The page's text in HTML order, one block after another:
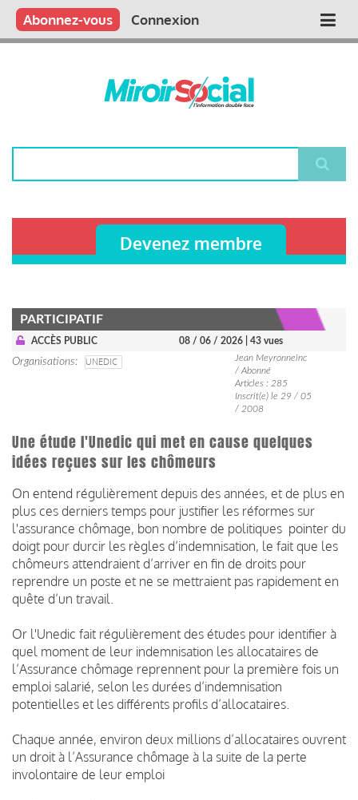
Aller
contenu
Main
Qui sommes nous ?
Vous publiez
Nous publions
Contactez-nous
Abonnez-vous Connexion
Devenez membre
PARTICIPATIF
ACCÈS PUBLIC 08 / 06 / 2026 | 43 vues
Organisations UNEDIC
Jean Meyronneinc
/ Abonné
Articles : 285
Inscrit(e) le 29 / 05
/ 2008
Une étude l'Unedic qui met en cause quelques
idées reçues sur les chômeurs
On entend régulièrement depuis des années, et de plus en
plus ces derniers temps pour justifier les réformes sur
l'assurance chômage, bon nombre de politiques pointer du
doigt pour durcir les règles d’indemnisation, le fait que les
chômeurs attendraient d’arriver en fin de droits pour
reprendre un poste et ne se mettraient pas rapidement en
quête d’un travail.
Or l'Unedic fait régulièrement des études pour identifier à
quel moment de leur indemnisation les allocataires de
l’Assurance chômage reprennent pour la première fois un
emploi salarié, selon les durées d’indemnisation
potentielles et les différents profils d’allocataires.
Chaque année, environ deux millions d’allocataires ouvrent
un droit à l’Assurance chômage à la suite de la perte
involontaire de leur emploi